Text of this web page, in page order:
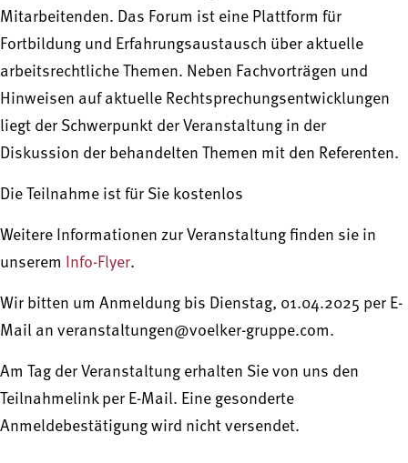
Mitarbeitenden. Das Forum ist eine Plattform für
Fortbildung und Erfahrungsaustausch über aktuelle
arbeitsrechtliche Themen. Neben Fachvorträgen und
Hinweisen auf aktuelle Rechtsprechungsentwicklungen
liegt der Schwerpunkt der Veranstaltung in der
Diskussion der behandelten Themen mit den Referenten.
Die Teilnahme ist für Sie kostenlos
Weitere Informationen zur Veranstaltung finden sie in
unserem
Info-Flyer.
Wir bitten um Anmeldung bis Dienstag, 01.04.2025 per E-
Mail an veranstaltungen@voelker-gruppe.com.
Am Tag der Veranstaltung erhalten Sie von uns den
Teilnahmelink per E-Mail. Eine gesonderte
Anmeldebestätigung wird nicht versendet.